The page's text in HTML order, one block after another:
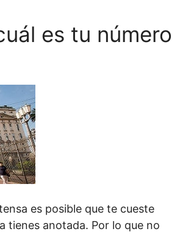
es tu número
es posible que te cueste
tienes anotada. Por lo que no